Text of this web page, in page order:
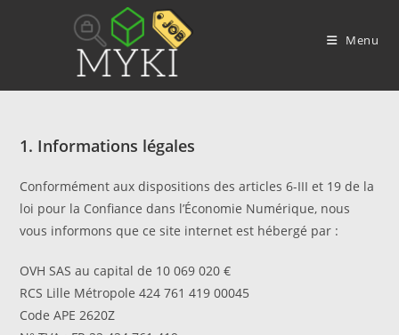
Menu
1. Informations légales
Conformément aux dispositions des articles 6-III et 19 de la
loi pour la Confiance dans l’Économie Numérique, nous
vous informons que ce site internet est hébergé par :
OVH SAS au capital de 10 069 020 €
RCS Lille Métropole 424 761 419 00045
Code APE 2620Z